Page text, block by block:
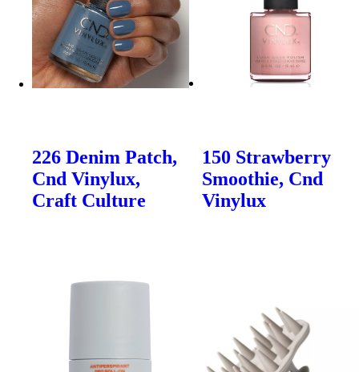
226 Denim Patch,
Cnd Vinylux,
Craft Culture
150 Strawberry
Smoothie, Cnd
Vinylux